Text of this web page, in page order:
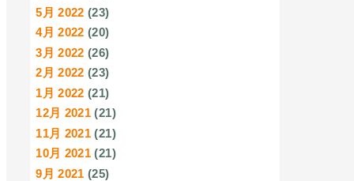
5月 2022 (23)
4月 2022 (20)
3月 2022 (26)
2月 2022 (23)
1月 2022 (21)
12月 2021 (21)
11月 2021 (21)
10月 2021 (21)
9月 2021 (25)